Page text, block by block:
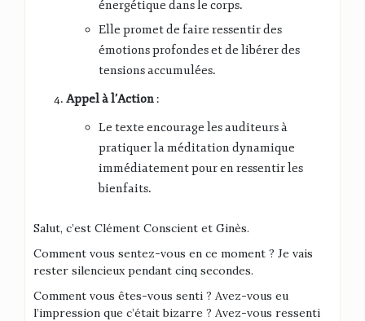
énergétique dans le corps.
Elle promet de faire ressentir des
émotions profondes et de libérer des
tensions accumulées.
Appel à l’Action :
Le texte encourage les auditeurs à
pratiquer la méditation dynamique
immédiatement pour en ressentir les
bienfaits.
Salut, c’est Clément Conscient et Ginès.
Comment vous sentez-vous en ce moment ? Je vais
rester silencieux pendant cinq secondes.
Comment vous êtes-vous senti ? Avez-vous eu
l’impression que c’était bizarre ? Avez-vous ressenti